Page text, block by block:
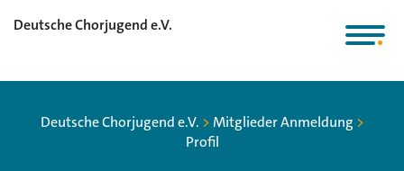
Deutsche Chorjugend e.V.
Deutsche Chorjugend e.V. >Mitglieder Anmeldung >
Profil